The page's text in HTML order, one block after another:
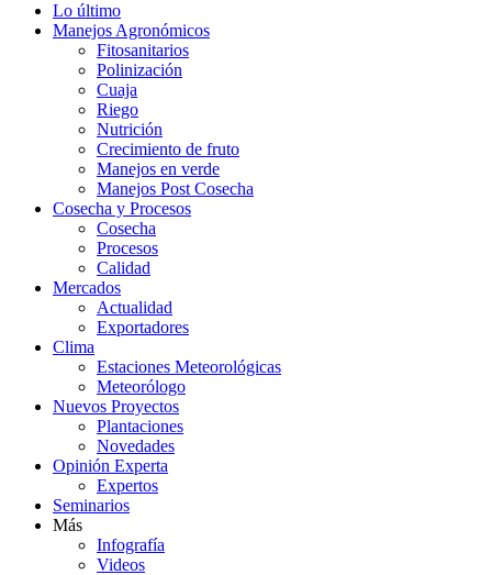
Lo último
Manejos Agronómicos
Fitosanitarios
Polinización
Cuaja
Riego
Nutrición
Crecimiento de fruto
Manejos en verde
Manejos Post Cosecha
Cosecha y Procesos
Cosecha
Procesos
Calidad
Mercados
Actualidad
Exportadores
Clima
Estaciones Meteorológicas
Meteorólogo
Nuevos Proyectos
Plantaciones
Novedades
Opinión Experta
Expertos
Seminarios
Más
Infografía
Videos